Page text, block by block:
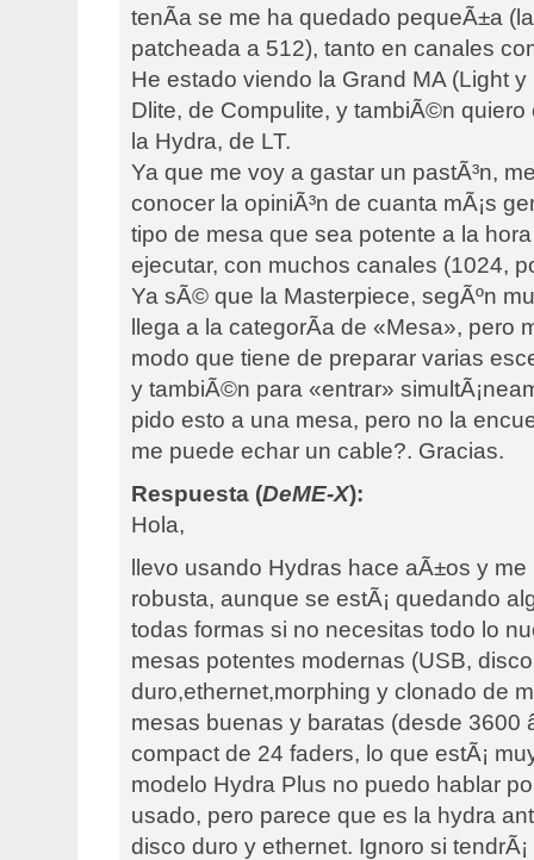
tenÃ­a se me ha quedado pequeÃ±a
patcheada a 512), tanto en canales
He estado viendo la Grand MA (Light y
Dlite, de Compulite, y tambiÃ©n
la Hydra, de LT.
Ya que me voy a gastar un pastÃ³n,
conocer la opiniÃ³n de cuanta mÃ¡s
tipo de mesa que sea potente a la
ejecutar, con muchos canales (1024,
Ya sÃ© que la Masterpiece, segÃºn
llega a la categorÃ­a de «Mesa», pero
modo que tiene de preparar varias
y tambiÃ©n para «entrar»
pido esto a una mesa, pero no la
me puede echar un cable?. Gracias.
Respuesta (DeME-X):
Hola,
llevo usando Hydras hace aÃ±os y
robusta, aunque se estÃ¡ quedando
todas formas si no necesitas todo lo
mesas potentes modernas (USB, disco
duro,ethernet,morphing y clonado de
mesas buenas y baratas (desde 3600
compact de 24 faders, lo que estÃ¡
modelo Hydra Plus no puedo hablar
usado, pero parece que es la hydra
disco duro y ethernet. Ignoro si tendrÃ¡